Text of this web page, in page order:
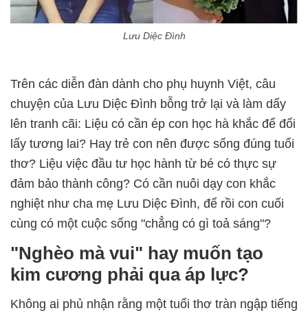
Lưu Diệc Đình
Trên các diễn đàn dành cho phụ huynh Việt, câu
chuyện của Lưu Diệc Đình bỗng trở lại và làm dấy
lên tranh cãi: Liệu có cần ép con học hà khắc để đổi
lấy tương lai? Hay trẻ con nên được sống đúng tuổi
thơ? Liệu việc đầu tư học hành từ bé có thực sự
đảm bảo thành công? Có cần nuôi dạy con khắc
nghiệt như cha mẹ Lưu Diệc Đình, để rồi con cuối
cùng có một cuộc sống "chẳng có gì toả sáng"?
"Nghèo mà vui" hay muốn tạo
kim cương phải qua áp lực?
Không ai phủ nhận rằng một tuổi thơ tràn ngập tiếng